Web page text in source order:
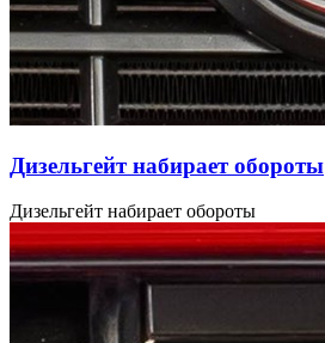
Дизельгейт набирает обороты
Дизельгейт набирает обороты